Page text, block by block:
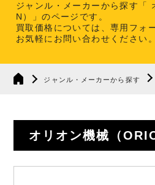
ジャンル・メーカーから探す「
N）」のページです。
買取価格については、専用フォ
お気軽にお問い合わせください。
ジャンル・メーカーから探す
オリオン機械（